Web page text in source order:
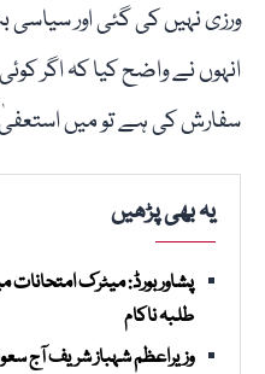
ورزی نہیں کی گئی اور سیاسی
انہوں نے واضح کیا کہ اگر
سفارش کی ہے تو میں استعفیٰ
یہ بھی پڑھیں
طلبہ ناکام
وزیراعظم شہباز شریف آج